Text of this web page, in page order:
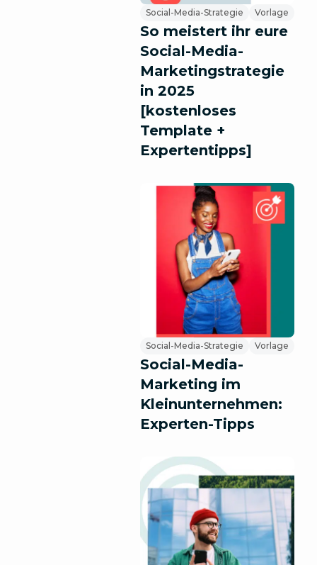
Social-Media-Strategie Vorlage
So meistert ihr eure
Social-Media-
Marketingstrategie
in 2025
[kostenloses
Template +
Expertentipps]
Social-Media-Strategie Vorlage
Social-Media-
Marketing im
Kleinunternehmen:
Experten-Tipps